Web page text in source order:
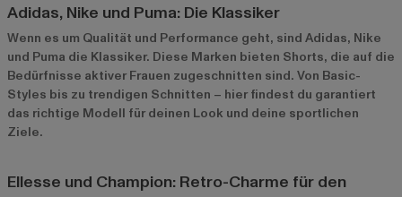
Adidas, Nike und Puma: Die Klassiker
Wenn es um Qualität und Performance geht, sind Adidas, Nike
und Puma die Klassiker. Diese Marken bieten Shorts, die auf die
Bedürfnisse aktiver Frauen zugeschnitten sind. Von Basic-
Styles bis zu trendigen Schnitten – hier findest du garantiert
das richtige Modell für deinen Look und deine sportlichen
Ziele.
Ellesse und Champion: Retro-Charme für den